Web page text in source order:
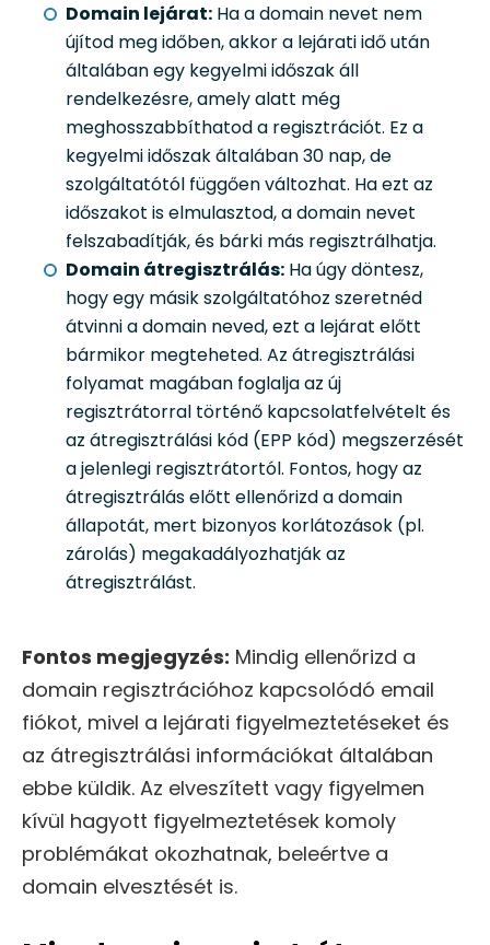
Domain lejárat: Ha a domain nevet nem
újítod meg időben, akkor a lejárati idő után
általában egy kegyelmi időszak áll
rendelkezésre, amely alatt még
meghosszabbíthatod a regisztrációt. Ez a
kegyelmi időszak általában 30 nap, de
szolgáltatótól függően változhat. Ha ezt az
időszakot is elmulasztod, a domain nevet
felszabadítják, és bárki más regisztrálhatja.
Domain átregisztrálás: Ha úgy döntesz,
hogy egy másik szolgáltatóhoz szeretnéd
átvinni a domain neved, ezt a lejárat előtt
bármikor megteheted. Az átregisztrálási
folyamat magában foglalja az új
regisztrátorral történő kapcsolatfelvételt és
az átregisztrálási kód (EPP kód) megszerzését
a jelenlegi regisztrátortól. Fontos, hogy az
átregisztrálás előtt ellenőrizd a domain
állapotát, mert bizonyos korlátozások (pl.
zárolás) megakadályozhatják az
átregisztrálást.
Fontos megjegyzés: Mindig ellenőrizd a
domain regisztrációhoz kapcsolódó email
fiókot, mivel a lejárati figyelmeztetéseket és
az átregisztrálási információkat általában
ebbe küldik. Az elveszített vagy figyelmen
kívül hagyott figyelmeztetések komoly
problémákat okozhatnak, beleértve a
domain elvesztését is.